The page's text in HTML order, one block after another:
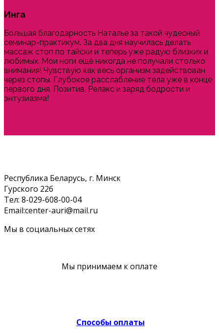
Инга
Большая благодарность Наталье за такой чудесный
семинар-практикум. За два дня научилась делать
массаж стоп по тайски и теперь уже радую близких и
любимых. Мои ноги ещё никогда не получали столько
внимания! Чувствую как весь организм задействован
через стопы. Глубокое расслабление тела уже в конце
первого дня. Позитив, Релакс и заряд бодрости и
энтузиазма!
Республика Беларусь, г. Минск
Гурского 22б
Тел: 8-029-608-00-04
Email:center-auri@mail.ru
Мы в социальных сетях
Мы принимаем к оплате
Способы оплаты